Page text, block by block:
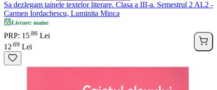
Sa dezlegam tainele textelor literare. Clasa a III-a. Semestrul 2 AL2 -
Carmen Iordachescu, Luminita Minca
Livrare: maine
PRP: 15 86 Lei
12 69 Lei